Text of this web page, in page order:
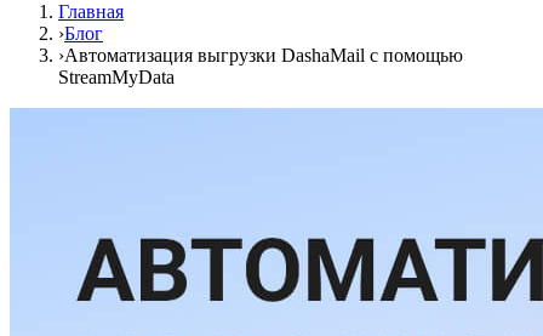
Главная
›Блог
›Автоматизация выгрузки DashaMail с помощью
StreamMyData